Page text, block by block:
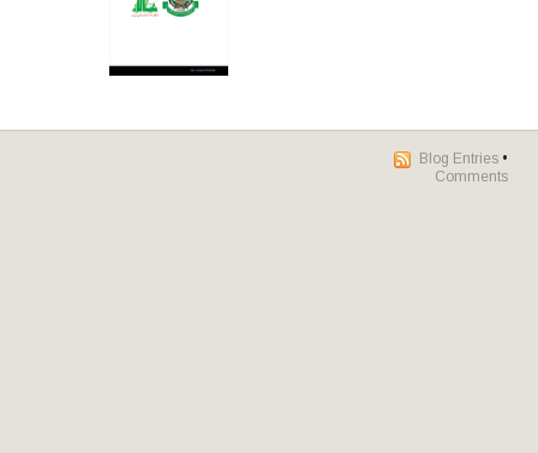
Blog Entries •
Comments